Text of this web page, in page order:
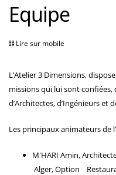
Equipe
Lire sur mobile
L’Atelier 3 Dimensions,
missions qui lui sont
d’Architectes, d’Ingénieurs et
Les principaux animateurs de
M'HARI Amin,
Alger, Option